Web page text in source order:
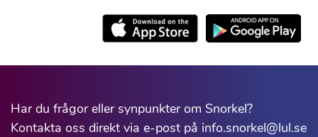
Har du frågor eller synpunkter om Snorkel?
Kontakta oss direkt via e-post på info.snorkel@lul.se